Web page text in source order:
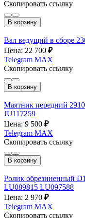
Скопировать ссылку
В корзину
Вал ведущий в сборе
Цена: 22 700 ₽
Telegram MAX
Скопировать ссылку
В корзину
Маятник передний
JU117259
Цена: 9 500 ₽
Telegram MAX
Скопировать ссылку
В корзину
Ролик обрезиненный
LU089815 LU097588
Цена: 2 970 ₽
Telegram MAX
Скопировать ссылку